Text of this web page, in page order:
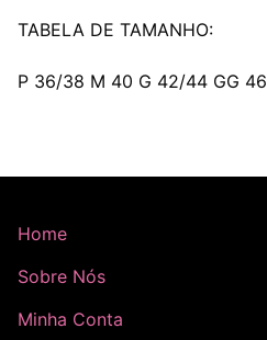
TABELA DE TAMANHO:
P 36/38 M 40 G 42/44 GG 46
Home
Sobre Nós
Minha Conta